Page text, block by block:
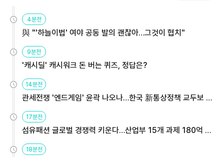
4분전
與 "'하늘이법' 여야 공동 발의 괜찮아…그것이 협치"
9분전
'캐시딜' 캐시워크 돈 버는 퀴즈, 정답은?
14분전
관세전쟁 '엔드게임' 윤곽 나오나…한국 新통상정책 교두보 활
17분전
섬유패션 글로벌 경쟁력 키운다…산업부 15개 과제 180억 지
18분전